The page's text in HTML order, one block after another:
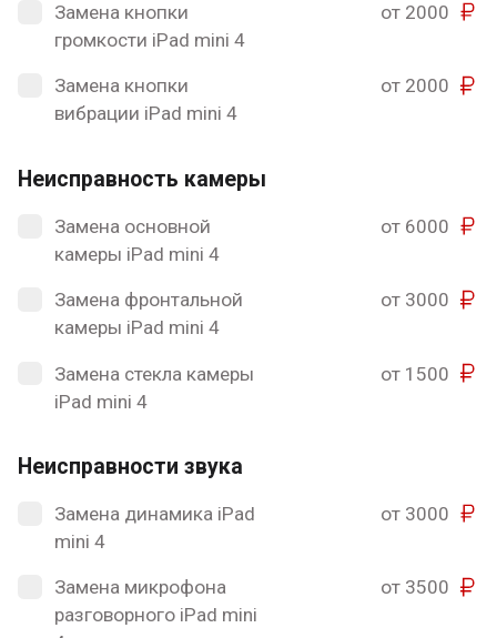
Замена кнопки
громкости iPad mini 4
от 2000
Замена кнопки
вибрации iPad mini 4
от 2000
Неисправность камеры
Замена основной
камеры iPad mini 4
от 6000
Замена фронтальной
камеры iPad mini 4
от 3000
Замена стекла камеры
iPad mini 4
от 1500
Неисправности звука
Замена динамика iPad
mini 4
от 3000
Замена микрофона
разговорного iPad mini
от 3500